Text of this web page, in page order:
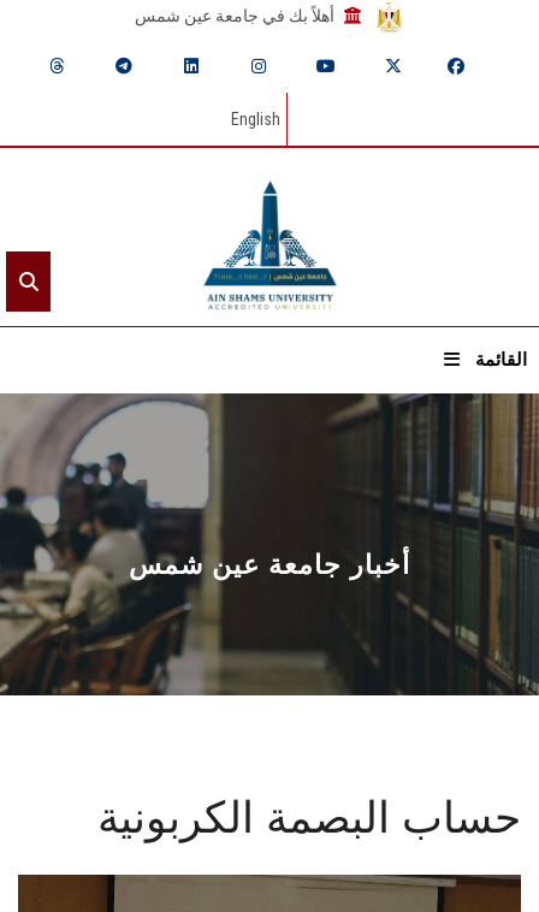
أهلاً بك في جامعة عين شمس
English
القائمة
الرئيسيـة
عن الجامعة
القطاعـات
الشئون الأكاديمية
البحث العلمي
المراكز والوحدات
الأنظمة الذكية
أخبار جامعة عين شمس
حساب البصمة الكربونية